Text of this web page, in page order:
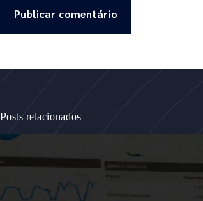
Publicar comentário
Posts relacionados